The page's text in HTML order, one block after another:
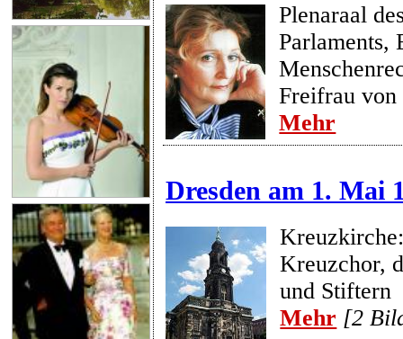
Plenaraal
Parlaments,
Freifrau von
Mehr
Dresden am 1. Mai
Kreuzchor,
und Stiftern
Mehr [2